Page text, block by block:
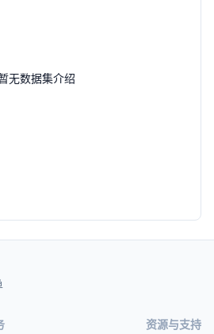
无数据集介绍
资源与支持